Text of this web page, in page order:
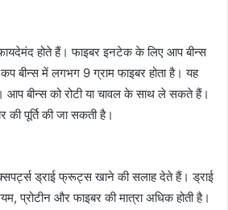
होते हैं। फाइबर इनटेक के लिए आप बीन्स
में लगभग 9 ग्राम फाइबर होता है। यह
आप बीन्स को रोटी या चावल के साथ ले सकते हैं।
पूर्ति की जा सकती है।
ड्राई फ्रूट्स खाने की सलाह देते हैं। ड्राई
प्रोटीन और फाइबर की मात्रा अधिक होती है।